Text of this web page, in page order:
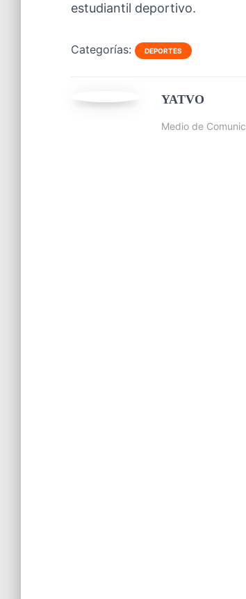
estudiantil deportivo.
Categorías: DEPORTES
YATVO
Medio de